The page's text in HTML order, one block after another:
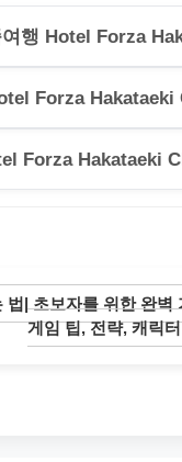
행 Hotel Forza
Forza
Forza Hakataeki
법| 초보자를 위한 완벽
게임 팁, 전략, 캐릭